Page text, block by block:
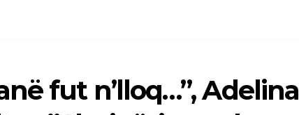
fut n’lloq…”, Adelina